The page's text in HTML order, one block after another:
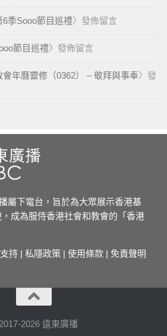
6季Sooo節目巡禮〉發佈留言
節目巡禮〉發佈留言
會年曆靈修（0362） – 敬拜與事奉〉發
屬下電台，旨於為大眾展示香港基
成為服侍香港社會和教會的「香港
持 | 私隱政策 | 使用條款 | 免責聲明
2026 遠東廣播